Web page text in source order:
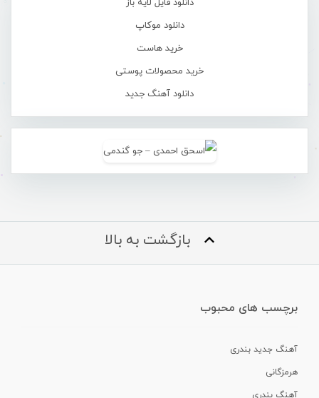
دانلود فایل لایه باز
دانلود موکاپ
خرید هاست
خرید محصولات پوستی
دانلود آهنگ جدید
بازگشت به بالا
برچسب های محبوب
آهنگ جدید بندری
هرمزگانی
آهنگ بندری